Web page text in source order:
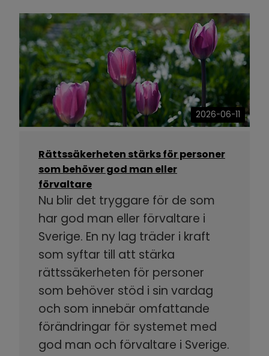
2026-06-11
Rättssäkerheten stärks för personer
som behöver god man eller
förvaltare
Nu blir det tryggare för de som
har god man eller förvaltare i
Sverige. En ny lag träder i kraft
som syftar till att stärka
rättssäkerheten för personer
som behöver stöd i sin vardag
och som innebär omfattande
förändringar för systemet med
god man och förvaltare i Sverige.